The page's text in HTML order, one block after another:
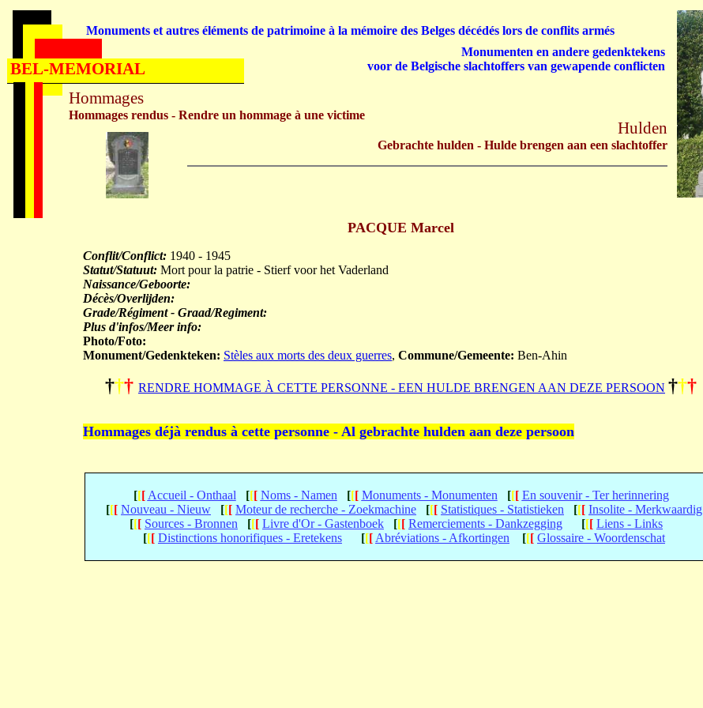
PACQUE Marcel
Conflit/Conflict: 1940 - 1945
Statut/Statuut: Mort pour la patrie - Stierf voor het Vaderland
Naissance/Geboorte:
Décès/Overlijden:
Grade/Régiment - Graad/Regiment:
Plus d'infos/Meer info:
Photo/Foto:
Monument/Gedenkteken: Stèles aux morts des deux guerres, Commune/Gemeente: Ben-Ahin
††† RENDRE HOMMAGE À CETTE PERSONNE - EEN HULDE BRENGEN AAN DEZE PERSOON †††
Hommages déjà rendus à cette personne - Al gebrachte hulden aan deze persoon
[[[ Accueil - Onthaal [[[ Noms - Namen [[[ Monuments - Monumenten [[[ En souvenir - Ter herinnering
[[[ Nouveau - Nieuw [[[ Moteur de recherche - Zoekmachine [[[ Statistiques - Statistieken [[[ Insolite - Merkwaardig
[[[ Sources - Bronnen [[[ Livre d'Or - Gastenboek [[[ Remerciements - Dankzegging [[[ Liens - Links
[[[ Distinctions honorifiques - Eretekens [[[ Abréviations - Afkortingen [[[ Glossaire - Woordenschat
Hommages
Hommages rendus - Rendre un hommage à une victime
Hulden
Gebrachte hulden - Hulde brengen aan een slachtoffer
Monuments et autres éléments de patrimoine à la mémoire des Belges décédés lors de conflits armés
Monumenten en andere gedenktekens
voor de Belgische slachtoffers van gewapende conflicten
BEL-MEMORIAL